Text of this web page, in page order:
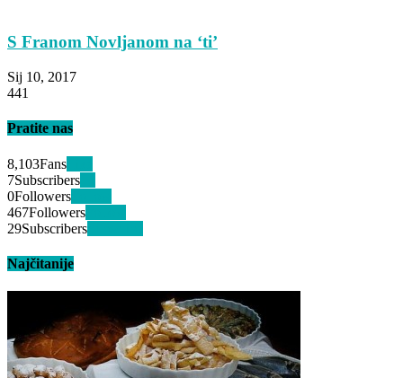
S Franom Novljanom na ‘ti’
Sij 10, 2017
441
Pratite nas
8,103Fans
7Subscribers
0Followers
467Followers
29Subscribers
Najčitanije